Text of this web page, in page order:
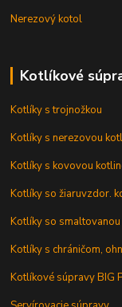
Nerezový kotol
Kotlíkové
Kotlíky s trojnožkou
Kotlíky s nerezovou
Kotlíky s kovovou
Kotlíky so žiaruvzdor.
Kotlíky so
Kotlíky s chráničom,
Kotlíkové súpravy BIG